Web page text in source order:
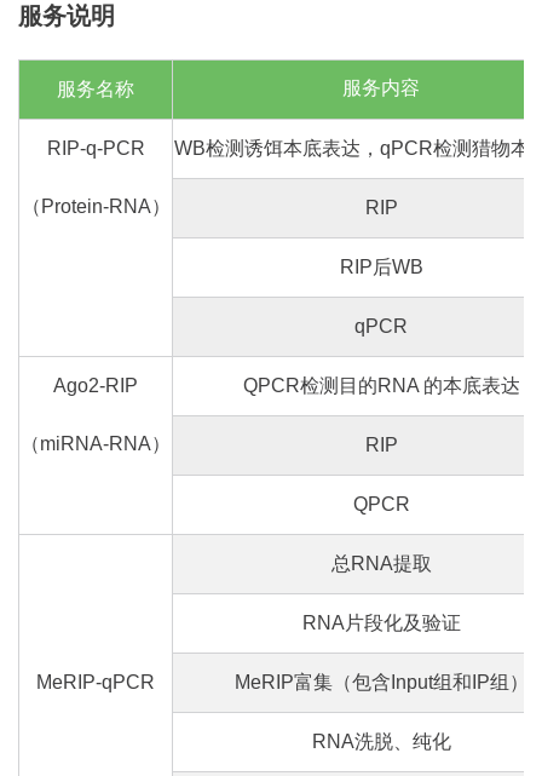
服务说明
服务名称 服务内容
RIP-q-PCR WB检测诱饵本底表达，qPCR检测猎物本
（Protein-RNA） RIP
RIP后WB
qPCR
Ago2-RIP QPCR检测目的RNA 的本底表达
（miRNA-RNA） RIP
QPCR
MeRIP-qPCR
总RNA提取
RNA片段化及验证
MeRIP富集（包含Input组和IP组）
RNA洗脱、纯化